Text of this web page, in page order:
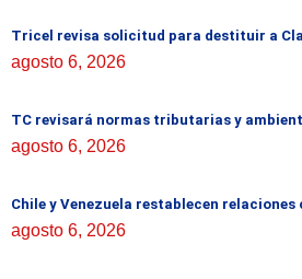
Tricel revisa solicitud para destituir a
agosto 6, 2026
TC revisará normas tributarias y
agosto 6, 2026
Chile y Venezuela restablecen relaciones
agosto 6, 2026